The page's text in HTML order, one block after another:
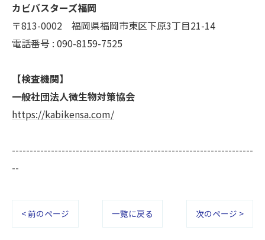
カビバスターズ福岡
〒813-0002 福岡県福岡市東区下原3丁目21-14
電話番号 : 090-8159-7525
【検査機関】
一般社団法人微生物対策協会
https://kabikensa.com/
--------------------------------------------------------------------
--
< 前のページ 一覧に戻る 次のページ >